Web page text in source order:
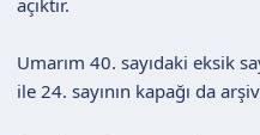
açıktır.
Umarım 40. sayıdaki eksik
ile 24. sayının kapağı da